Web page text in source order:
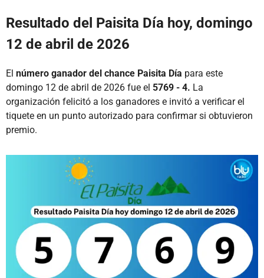
Resultado del Paisita Día hoy, domingo
12 de abril de 2026
El número ganador del chance Paisita Día para este
domingo 12 de abril de 2026 fue el 5769 - 4. La
organización felicitó a los ganadores e invitó a verificar el
tiquete en un punto autorizado para confirmar si obtuvieron
premio.